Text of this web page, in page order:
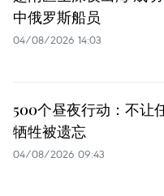
中俄罗斯船员
04/08/2026 14:03
500个昼夜行动：不让
牺牲被遗忘
04/08/2026 09:43